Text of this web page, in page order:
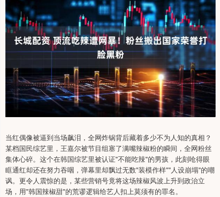
当红偶像被逼到当场飙泪，全网炸锅背后藏着多少不为人知的真相？
某档国民综艺里，王嘉尔被节目组塞了满嘴辣椒粉的瞬间，全网粉丝
集体心碎。这个在韩国综艺里被认证"不能吃辣"的男孩，此刻呛得眼
眶通红却还在努力吞咽，弹幕里却飘过无数"装模作样""人设崩塌"的嘲
讽。更令人震惊的是，某些营销号竟将这场辣椒风波上升到政治立
场，用"韩国辣椒甜"的荒谬逻辑给艺人扣上莫须有的罪名。